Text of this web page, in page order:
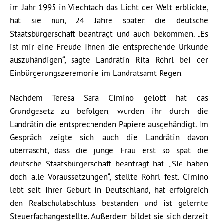
im Jahr 1995 in Viechtach das Licht der Welt erblickte,
hat sie nun, 24 Jahre später, die deutsche
Staatsbürgerschaft beantragt und auch bekommen. „Es
ist mir eine Freude Ihnen die entsprechende Urkunde
auszuhändigen“, sagte Landrätin Rita Röhrl bei der
Einbürgerungszeremonie im Landratsamt Regen.
Nachdem Teresa Sara Cimino gelobt hat das
Grundgesetz zu befolgen, wurden ihr durch die
Landrätin die entsprechenden Papiere ausgehändigt. Im
Gespräch zeigte sich auch die Landrätin davon
überrascht, dass die junge Frau erst so spät die
deutsche Staatsbürgerschaft beantragt hat. „Sie haben
doch alle Voraussetzungen“, stellte Röhrl fest. Cimino
lebt seit Ihrer Geburt in Deutschland, hat erfolgreich
den Realschulabschluss bestanden und ist gelernte
Steuerfachangestellte. Außerdem bildet sie sich derzeit